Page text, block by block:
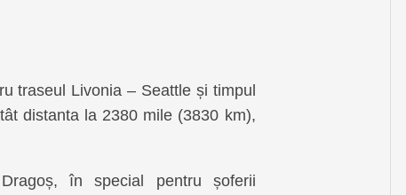
traseul Livonia – Seattle și timpul
distanta la 2380 mile (3830 km),
în special pentru șoferii